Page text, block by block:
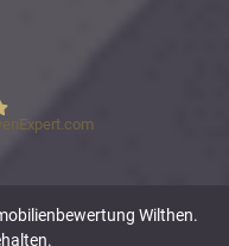
Immobilienbewertung
Wilthen.